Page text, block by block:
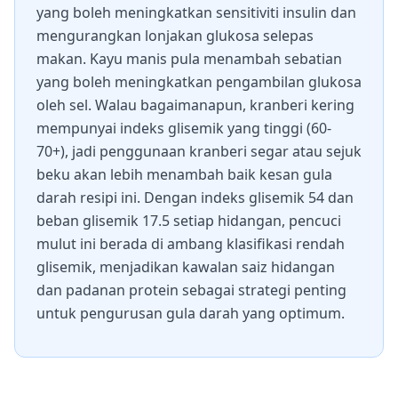
yang boleh meningkatkan sensitiviti insulin dan
mengurangkan lonjakan glukosa selepas
makan. Kayu manis pula menambah sebatian
yang boleh meningkatkan pengambilan glukosa
oleh sel. Walau bagaimanapun, kranberi kering
mempunyai indeks glisemik yang tinggi (60-
70+), jadi penggunaan kranberi segar atau sejuk
beku akan lebih menambah baik kesan gula
darah resipi ini. Dengan indeks glisemik 54 dan
beban glisemik 17.5 setiap hidangan, pencuci
mulut ini berada di ambang klasifikasi rendah
glisemik, menjadikan kawalan saiz hidangan
dan padanan protein sebagai strategi penting
untuk pengurusan gula darah yang optimum.